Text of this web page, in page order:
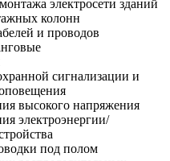
электросети зданий
колонн
и проводов
сигнализации и
высокого напряжения
электроэнергии/
под полом